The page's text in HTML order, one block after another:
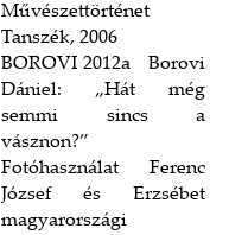
Művészettörténet
Tanszék, 2006
BOROVI 2012a Borovi
Dániel: „Hát még
semmi sincs a
vásznon?”
Fotóhasználat Ferenc
József és Erzsébet
magyarországi